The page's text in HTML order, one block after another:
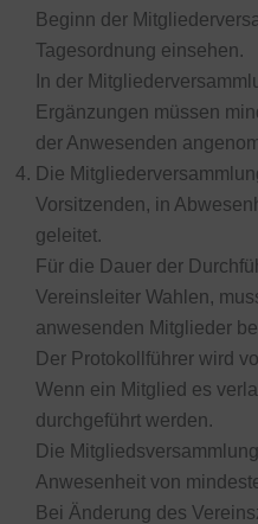
Beginn der
Tagesordnung einsehen.
In der
Ergänzungen müssen
der Anwesenden
Die
Vorsitzenden, in
geleitet.
Für die Dauer der
Vereinsleiter Wahlen,
anwesenden Mitglieder
Der Protokollführer wird
Wenn ein Mitglied es
durchgeführt werden.
Die
Anwesenheit von
Bei Änderung des